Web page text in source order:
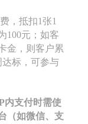
，抵扣1张1
100元；如客
金，则客户累
标，可参与
内支付时需使
（如微信、支